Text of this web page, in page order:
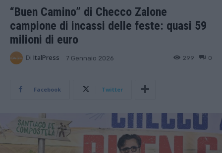
“Buen Camino” di Checco Zalone
campione di incassi delle feste: quasi 59
milioni di euro
Di ItalPress 7 Gennaio 2026 0
299
Facebook Twitter